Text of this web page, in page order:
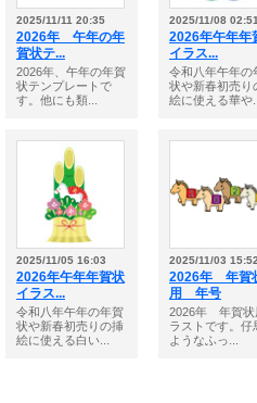
2025/11/11 20:35
2026年 午年の年
賀状テ...
2026年、午年の年賀
状テンプレートで
す。他にも類...
2025/11/08
2026年午年年
イラス...
令和八年午年の
状や新春初売り
絵に使える華や
2025/11/05 16:03
2026年午年年賀状
イラス...
令和八年午年の年賀
状や新春初売りの挿
絵に使える白い...
2025/11/03
2026年 年賀
用 年号
2026年 年賀状
ラストです。仔
ようなふっ...